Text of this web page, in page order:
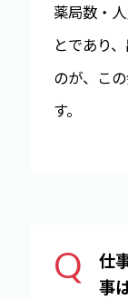
薬局数・
とであり
のが、こ
す。
Q
仕
事